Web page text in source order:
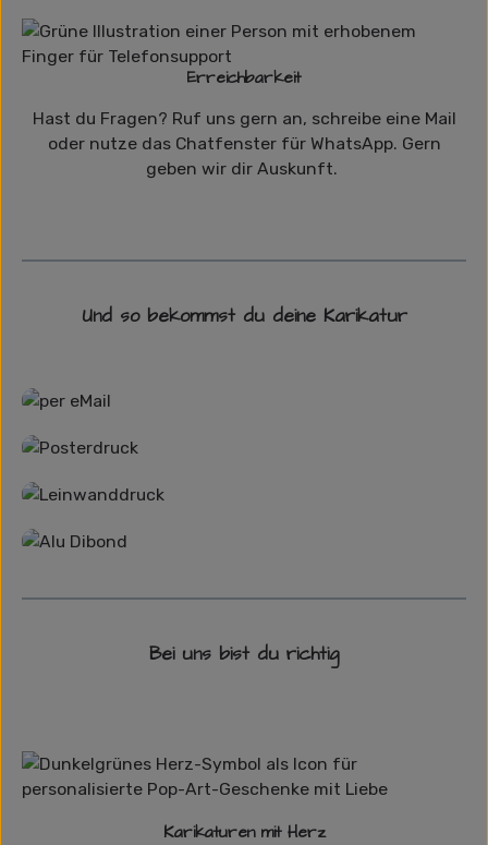
Erreichbarkeit
Hast du Fragen? Ruf uns gern an, schreibe eine Mail
oder nutze das Chatfenster für WhatsApp. Gern
geben wir dir Auskunft.
Und so bekommst du deine Karikatur
Bei uns bist du richtig
Karikaturen mit Herz